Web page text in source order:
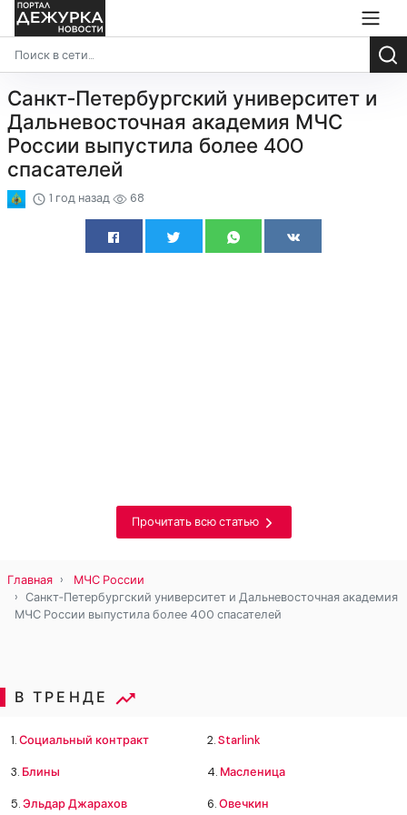
Санкт‑Петербургский университет и
Дальневосточная академия МЧС
России выпустила более 400
спасателей
1 год назад 68
Прочитать всю статью
Главная
МЧС России
Санкт‑Петербургский университет и Дальневосточная академия
МЧС России выпустила более 400 спасателей
В ТРЕНДЕ
1.Социальный контракт 2.Starlink
3. Блины 4. Масленица
5.Эльдар Джарахов 6.Овечкин